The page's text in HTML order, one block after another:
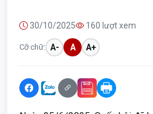
30/10/2025 160 lượt xem
Cỡ chữ: A- A A+